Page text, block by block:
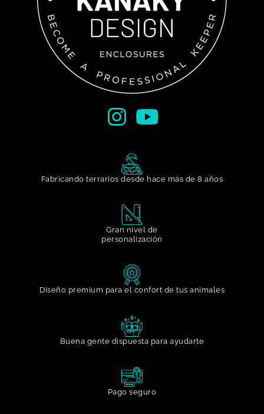
Fabricando terrarios desde hace más de 8 años
Gran nivel de
personalización​
Diseño premium para el confort de tus animales
Buena gente dispuesta para ayudarte​
Pago seguro